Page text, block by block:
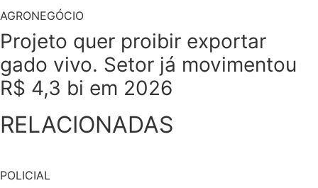
AGRONEGÓCIO
Projeto quer proibir exportar
gado vivo. Setor já movimentou
R$ 4,3 bi em 2026
RELACIONADAS
POLICIAL